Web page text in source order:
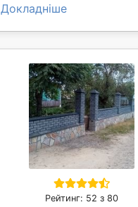
Докладніше
Рейтинг: 52 з 80